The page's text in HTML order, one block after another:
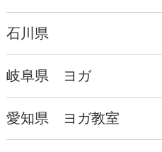
石川県
岐阜県 ヨガ
愛知県 ヨガ教室